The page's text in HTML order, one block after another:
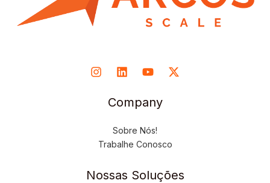
Company
Sobre Nós!
Trabalhe Conosco
Nossas Soluções